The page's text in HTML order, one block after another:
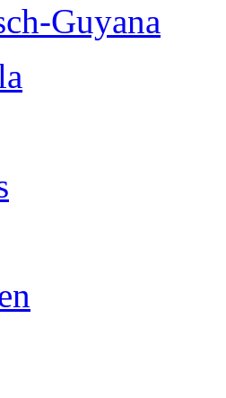
Guyana